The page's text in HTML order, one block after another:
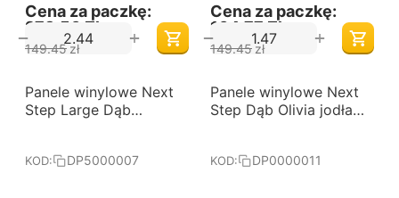
Cena za paczkę:
273,50 Zł
149.45zł
+
−
Cena za paczkę:
164,77 Zł
149.45zł
+
−
-25%
Darmowa dostawa
od 60 m2
Panele winylowe Next
Step Large Dąb
KOD: DP5000007
-25%
Darmowa dostawa
od 60 m2
Panele winylowe Next
Step Dąb Olivia jodła
KOD: DP0000011